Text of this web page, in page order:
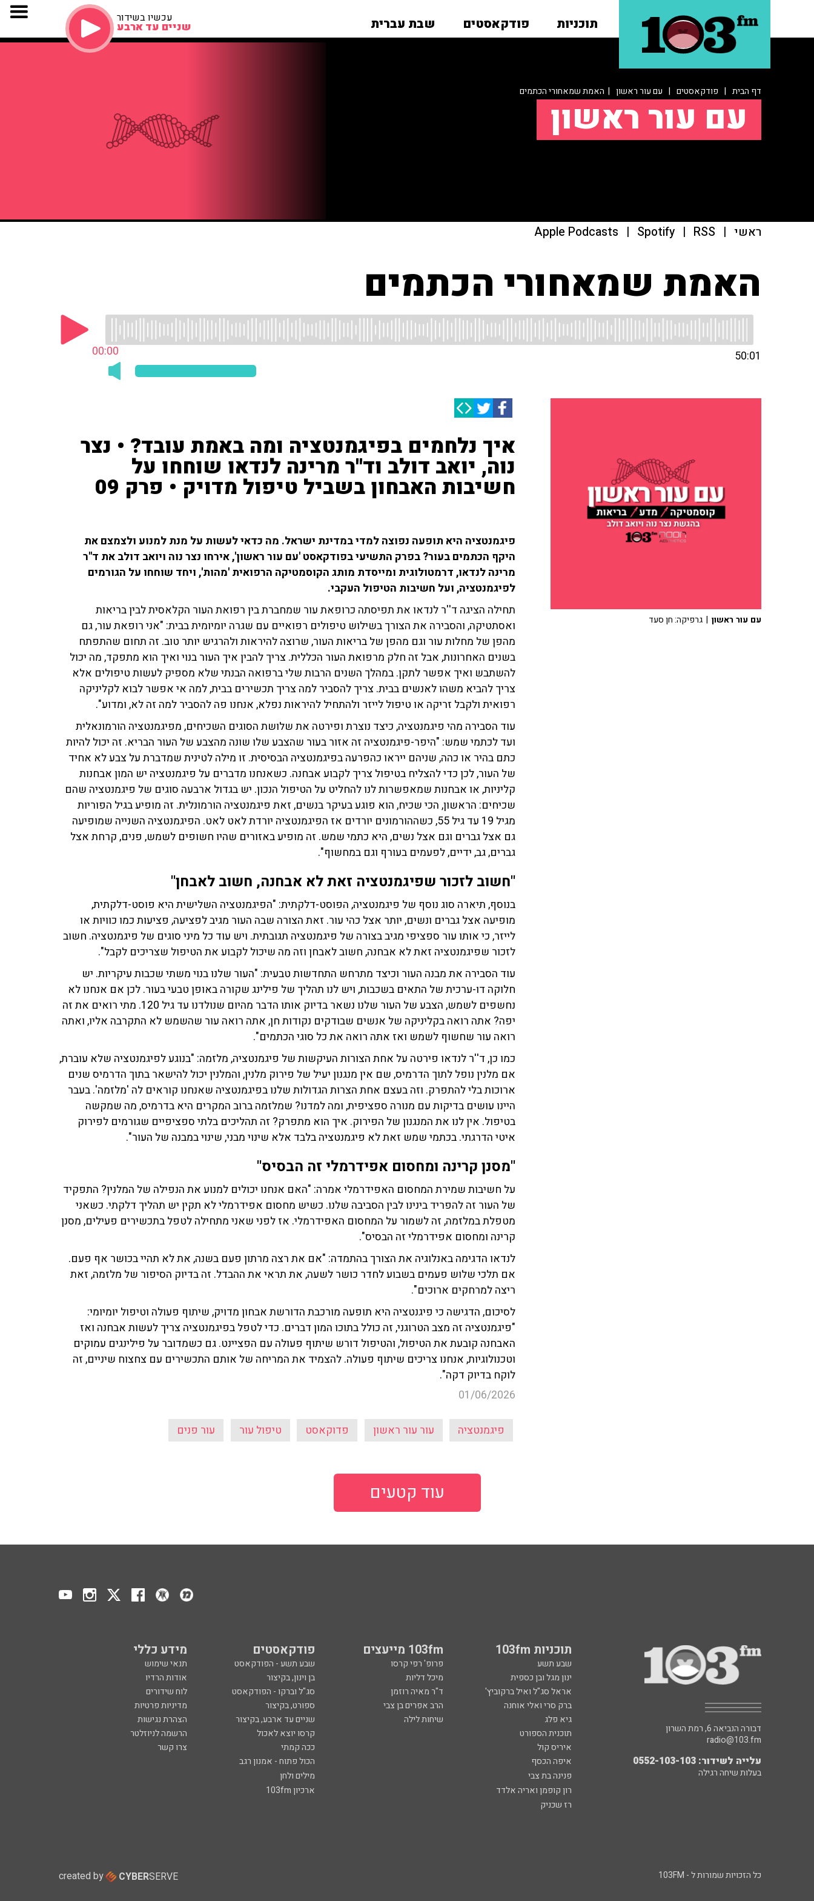
תוכניות פודקאסטים שבת עברית עכשיו בשידור
שניים עד ארבע
דף הבית | פודקאסטים | עם עור ראשון | האמת שמאחורי הכתמים
עם עור ראשון
ראשי |
RSS
|
Spotify
|
Apple Podcasts
האמת שמאחורי הכתמים
00:00 50:01
איך נלחמים בפיגמנטציה ומה באמת עובד? • נצר
נוה, יואב דולב וד''ר מרינה לנדאו שוחחו על
חשיבות האבחון בשביל טיפול מדויק • פרק 09
פיגמנטציה היא תופעה נפוצה למדי במדינת ישראל. מה כדאי לעשות על מנת למנוע ולצמצם את
היקף הכתמים בעור? בפרק התשיעי בפודקאסט 'עם עור ראשון', אירחו נצר נוה ויואב דולב את ד''ר
מרינה לנדאו, דרמטולוגית ומייסדת מותג הקוסמטיקה הרפואית 'מהות', ויחד שוחחו על הגורמים
לפיגמנטציה, ועל חשיבות הטיפול העקבי.
תחילה הציגה ד''ר לנדאו את תפיסתה כרופאת עור שמחברת בין רפואת העור הקלאסית לבין בריאות
ואסתטיקה, והסבירה את הצורך בשילוש טיפולים רפואיים עם שגרה יומיומית בבית: "אני רופאת עור, גם
מהפן של מחלות עור וגם מהפן של בריאות העור, שרוצה להיראות ולהרגיש יותר טוב. זה תחום שהתפתח
בשנים האחרונות, אבל זה חלק מרפואת העור הכללית. צריך להבין איך העור בנוי ואיך הוא מתפקד, מה יכול
להשתבש ואיך אפשר לתקן. במהלך השנים הרבות שלי ברפואה הבנתי שלא מספיק לעשות טיפולים אלא
צריך להביא משהו לאנשים בבית. צריך להסביר למה צריך תכשירים בבית, למה אי אפשר לבוא לקליניקה
רפואית ולקבל זריקה או טיפול לייזר ולהתחיל להיראות נפלא, אנחנו פה להסביר למה זה לא, ומדוע".
עוד הסבירה מהי פיגמנטציה, כיצד נוצרת ופירטה את שלושת הסוגים השכיחים, מפיגמנטציה הורמונאלית
ועד לכתמי שמש: "היפר-פיגמנטציה זה אזור בעור שהצבע שלו שונה מהצבע של העור הבריא. זה יכול להיות
כתם בהיר או כהה, שניהם ייראו כהפרעה בפיגמנטציה הבסיסית. זו מילה לטינית שמדברת על צבע לא אחיד
של העור, לכן כדי להצליח בטיפול צריך לקבוע אבחנה. כשאנחנו מדברים על פיגמנטציה יש המון אבחנות
קליניות, או אבחנות שמאפשרות לנו להחליט על הטיפול הנכון. יש בגדול ארבעה סוגים של פיגמנטציה שהם
שכיחים: הראשון, הכי שכיח, הוא פוגע בעיקר בנשים, זאת פיגמנטציה הורמונלית. זה מופיע בגיל הפוריות
מגיל 19 עד גיל 55, כשההורמונים יורדים אז הפיגמנטציה יורדת לאט לאט. הפיגמנטציה השנייה שמופיעה
גם אצל גברים וגם אצל נשים, היא כתמי שמש. זה מופיע באזורים שהיו חשופים לשמש, פנים, קרחת אצל
גברים, גב, ידיים, לפעמים בעורף וגם במחשוף".
"חשוב לזכור שפיגמנטציה זאת לא אבחנה, חשוב לאבחן"
בנוסף, תיארה סוג נוסף של פיגמנטציה, הפוסט-דלקתית: "הפיגמנטציה השלישית היא פוסט-דלקתית,
מופיעה אצל גברים ונשים, יותר אצל כהי עור. זאת הצורה שבה העור מגיב לפציעה, פציעות כמו כוויות או
לייזר, כי אותו עור ספציפי מגיב בצורה של פיגמנטציה תגובתית. ויש עוד כל מיני סוגים של פיגמנטציה. חשוב
לזכור שפיגמנטציה זאת לא אבחנה, חשוב לאבחן וזה מה שיכול לקבוע את הטיפול שצריכים לקבל".
עוד הסבירה את מבנה העור וכיצד מתרחש התחדשות טבעית: "העור שלנו בנוי משתי שכבות עיקריות. יש
חלוקה דו-ערכית של התאים בשכבות, ויש לנו תהליך של פילינג שקורה באופן טבעי בעור. לכן אם אנחנו לא
נחשפים לשמש, הצבע של העור שלנו נשאר בדיוק אותו הדבר מהיום שנולדנו עד גיל 120. מתי רואים את זה
יפה? אתה רואה בקליניקה של אנשים שבודקים נקודות חן, אתה רואה עור שהשמש לא התקרבה אליו, ואתה
רואה עור שחשוף לשמש ואז אתה רואה את כל סוגי הכתמים".
כמו כן, ד''ר לנדאו פירטה על אחת הצורות העיקשות של פיגמנטציה, מלזמה: "בנוגע לפיגמנטציה שלא עוברת,
אם מלנין נופל לתוך הדרמיס, שם אין מנגנון יעיל של פירוק מלנין, והמלנין יכול להישאר בתוך הדרמיס שנים
ארוכות בלי להתפרק. וזה בעצם אחת הצרות הגדולות שלנו בפיגמנטציה שאנחנו קוראים לה 'מלזמה'. בעבר
היינו עושים בדיקות עם מנורה ספציפית, ומה למדנו? שמלזמה ברוב המקרים היא בדרמיס, מה שמקשה
בטיפול. אין לנו את המנגנון של הפירוק. איך הוא מתפרק? זה תהליכים בלתי ספציפיים שגורמים לפירוק
איטי הדרגתי. בכתמי שמש זאת לא פיגמנטציה בלבד אלא שינוי מבני, שינוי במבנה של העור".
"מסנן קרינה ומחסום אפידרמלי זה הבסיס"
על חשיבות שמירת המחסום האפידרמלי אמרה: "האם אנחנו יכולים למנוע את הנפילה של המלנין? התפקיד
של העור זה להפריד בינינו לבין הסביבה שלנו. כשיש מחסום אפידרמלי לא תקין יש תהליך דלקתי. כשאני
מטפלת במלזמה, זה לשמור על המחסום האפידרמלי. אז לפני שאני מתחילה לטפל בתכשירים פעילים, מסנן
קרינה ומחסום אפידרמלי זה הבסיס".
לנדאו הדגימה באנלוגיה את הצורך בהתמדה: "אם את רצה מרתון פעם בשנה, את לא תהיי בכושר אף פעם.
אם תלכי שלוש פעמים בשבוע לחדר כושר לשעה, את תראי את ההבדל. זה בדיוק הסיפור של מלזמה, זאת
ריצה למרחקים ארוכים".
לסיכום, הדגישה כי פיגנטציה היא תופעה מורכבת הדורשת אבחון מדויק, שיתוף פעולה וטיפול יומיומי:
"פיגמנטציה זה מצב הטרוגני, זה כולל בתוכו המון דברים. כדי לטפל בפיגמנטציה צריך לעשות אבחנה ואז
האבחנה קובעת את הטיפול, והטיפול דורש שיתוף פעולה עם הפציינט. גם כשמדובר על פילינגים עמוקים
וטכנולוגיות, אנחנו צריכים שיתוף פעולה. להצמיד את המריחה של אותם התכשירים עם צחצוח שיניים, זה
לוקח בדיוק דקה".
01/06/2026
פיגמנטציה עור עור ראשון פדוקאסט טיפול עור עור פנים
עם עור ראשון | גרפיקה: חן סעד
עוד קטעים
תוכניות 103fm 103fm מייעצים פודקאסטים מידע כללי
שבע תשע פרופ' רפי קרסו שבע תשע - הפודקאסט
תנאי שימוש
ינון מגל ובן כספית
מיכל דליות בן וינון, בקיצור
אודות הרדיו
אראל סג"ל ואיל ברקוביץ'
ד"ר מאיה רוזמן סג"ל וברקו - הפודקאסט
לוח שידורים
ברק סרי ואלי אוחנה
הרב אפרים בן צבי ספורט, בקיצור
מדיניות פרטיות
גיא פלג
שיחות לילה שניים עד ארבע, בקיצור
הצהרת נגישות
תוכנית הספורט
קרסו יוצא לאכול
הרשמה לניוזלטר
איריס קול
ככה קמתי
צרו קשר
איפה הכסף
הכול פתוח - אמנון רגב
פנינה בת צבי
מילים ולחן
רון קופמן ואריה אלדד
ארכיון 103fm
רז שכניק
דבורה הנביאה 6, רמת השרון
radio@103.fm
עלייה לשידור: 0552-103-103
בעלות שיחה רגילה
כל הזכויות שמורות ל - 103FM created by CYBERSERVE